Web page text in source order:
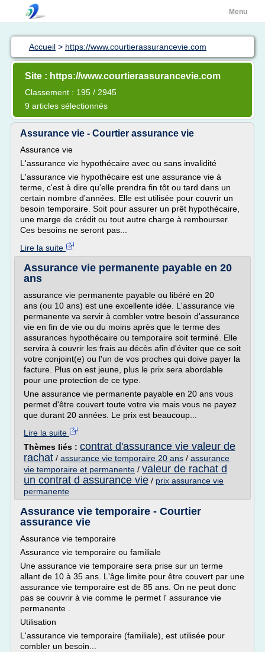
Menu
Accueil > https://www.courtierassurancevie.com
Site : https://www.courtierassurancevie.com
Classement : 195 / 2945
9 articles sélectionnés
Assurance vie - Courtier assurance vie
Assurance vie
L'assurance vie hypothécaire avec ou sans invalidité
L'assurance vie hypothécaire est une assurance vie à
terme, c'est à dire qu'elle prendra fin tôt ou tard dans un
certain nombre d'années. Elle est utilisée pour couvrir un
besoin temporaire. Soit pour assurer un prêt hypothécaire,
une marge de crédit ou tout autre charge à rembourser.
Ces besoins ne seront pas...
Lire la suite
Assurance vie permanente payable en 20
ans
assurance vie permanente payable ou libéré en 20
ans (ou 10 ans) est une excellente idée. L'assurance vie
permanente va servir à combler votre besoin d'assurance
vie en fin de vie ou du moins après que le terme des
assurances hypothécaire ou temporaire soit terminé. Elle
servira à couvrir les frais au décès afin d'éviter que ce soit
votre conjoint(e) ou l'un de vos proches qui doive payer la
facture. Plus on est jeune, plus le prix sera abordable
pour une protection de ce type.
Une assurance vie permanente payable en 20 ans vous
permet d'être couvert toute votre vie mais vous ne payez
que durant 20 années. Le prix est beaucoup...
Lire la suite
Thèmes liés : contrat d'assurance vie valeur de
rachat / assurance vie temporaire 20 ans / assurance
vie temporaire et permanente / valeur de rachat d
un contrat d assurance vie / prix assurance vie
permanente
Assurance vie temporaire - Courtier
assurance vie
Assurance vie temporaire
Assurance vie temporaire ou familiale
Une assurance vie temporaire sera prise sur un terme
allant de 10 à 35 ans. L'âge limite pour être couvert par une
assurance vie temporaire est de 85 ans. On ne peut donc
pas se couvrir à vie comme le permet l' assurance vie
permanente .
Utilisation
L'assurance vie temporaire (familiale), est utilisée pour
combler un besoin...